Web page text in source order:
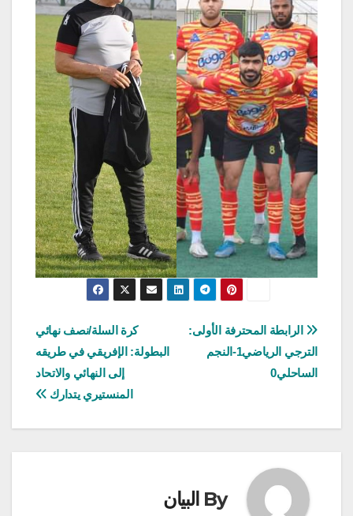
تصفّح
المقالات
كرة السلة/نصف نهائي
البطولة: الإفريقي في طريقه
إلى النهائي والاتحاد
المنستيري يتدارك
الرابطة المحترفة الأولى:
الترجي الرياضي1-النجم
الساحلي0
By البيان